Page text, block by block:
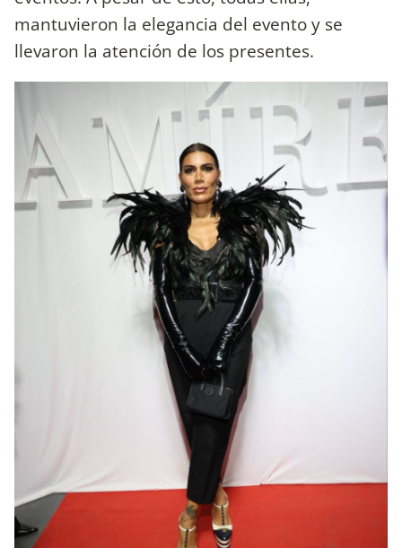
mantuvieron la elegancia del evento y se
llevaron la atención de los presentes.